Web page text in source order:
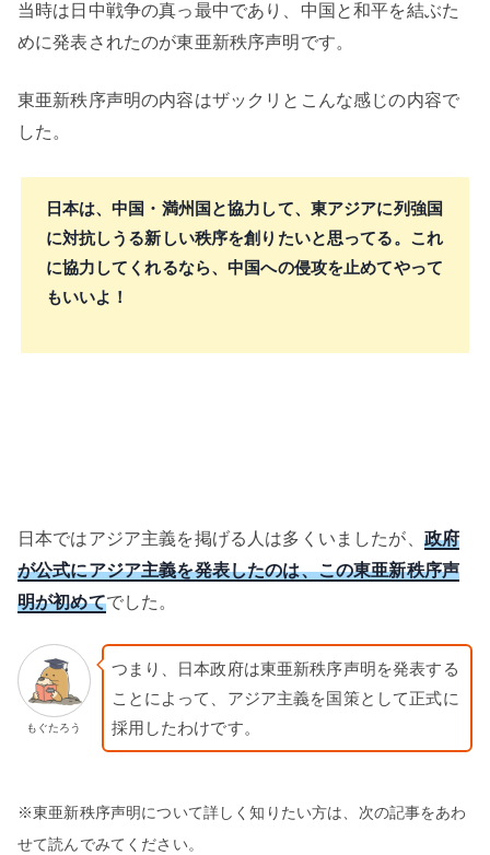
当時は日中戦争の真っ最中であり、中国と和平を結ぶた
めに発表されたのが東亜新秩序声明です。
東亜新秩序声明の内容はザックリとこんな感じの内容で
した。
日本は、中国・満州国と協力して、東アジアに列強国
に対抗しうる新しい秩序を創りたいと思ってる。これ
に協力してくれるなら、中国への侵攻を止めてやって
もいいよ！
日本ではアジア主義を掲げる人は多くいましたが、 政府
が公式にアジア主義を発表したのは、この東亜新秩序声
明が初めてでした。
もぐたろう
つまり、日本政府は東亜新秩序声明を発表する
ことによって、アジア主義を国策として正式に
採用したわけです。
※東亜新秩序声明について詳しく知りたい方は、次の記事をあわ
せて読んでみてください。